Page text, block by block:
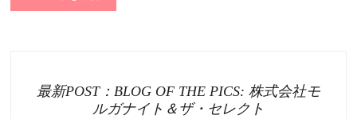
最新POST：BLOG OF THE PICS: 株式会社モ
ルガナイト＆ザ・セレクト